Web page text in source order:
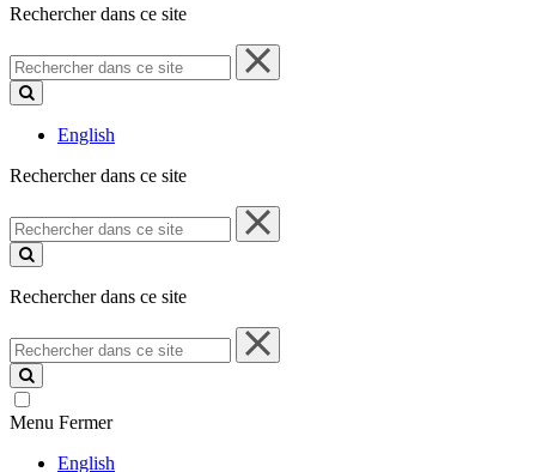
Rechercher dans ce site
Rechercher
dans
ce
English
Rechercher dans ce site
Rechercher
dans
ce
Rechercher dans ce site
Rechercher
dans
ce
site
Menu Fermer
English